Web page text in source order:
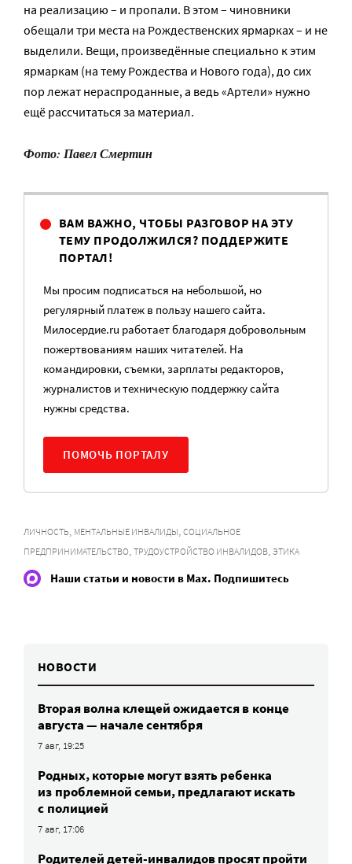
на реализацию – и пропали. В этом – чиновники
обещали три места на Рождественских ярмарках – и не
выделили. Вещи, произведённые специально к этим
ярмаркам (на тему Рождества и Нового года), до сих
пор лежат нераспроданные, а ведь «Артели» нужно
ещё рассчитаться за материал.
Фото: Павел Смертин
ВАМ ВАЖНО, ЧТОБЫ РАЗГОВОР НА ЭТУ
ТЕМУ ПРОДОЛЖИЛСЯ? ПОДДЕРЖИТЕ
ПОРТАЛ!
Мы просим подписаться на небольшой, но
регулярный платеж в пользу нашего сайта.
Милосердие.ru работает благодаря добровольным
пожертвованиям наших читателей. На
командировки, съемки, зарплаты редакторов,
журналистов и техническую поддержку сайта
нужны средства.
ПОМОЧЬ ПОРТАЛУ
ЛИЧНОСТЬ МЕНТАЛЬНЫЕ ИНВАЛИДЫ СОЦИАЛЬНОЕ
ПРЕДПРИНИМАТЕЛЬСТВО ТРУДОУСТРОЙСТВО ИНВАЛИДОВ ЭТИКА
Наши статьи и новости в Max. Подпишитесь
НОВОСТИ
Вторая волна клещей ожидается в конце
августа — начале сентября
7 авг, 19:25
Родных, которые могут взять ребенка
из проблемной семьи, предлагают искать
с полицией
7 авг, 17:06
Родителей детей-инвалидов просят пройти